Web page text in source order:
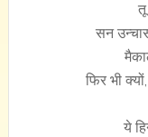
सन
फिर भी
ये